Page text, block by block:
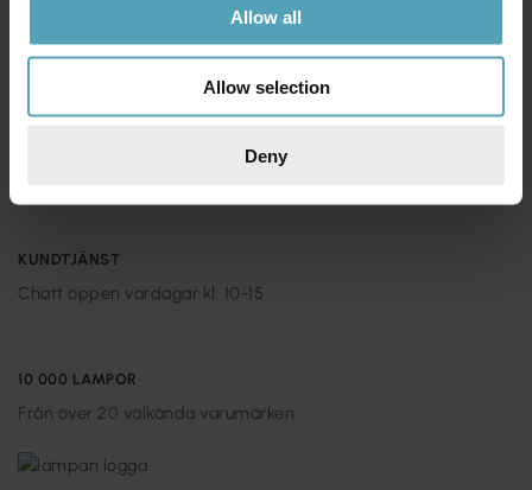
Allow all
Allow selection
Deny
1-2 vardagar (lagerförda varor)
Returnera om du inte skulle vara nöjd med ditt köp
KUNDTJÄNST
Chatt öppen vardagar kl. 10-15
10 000 LAMPOR
Från över 20 välkända varumärken